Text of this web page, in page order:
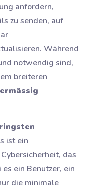
anfordern,
zu senden, auf
Während
notwendig sind,
breiteren
ist ein
das
ein Benutzer, ein
die minimale